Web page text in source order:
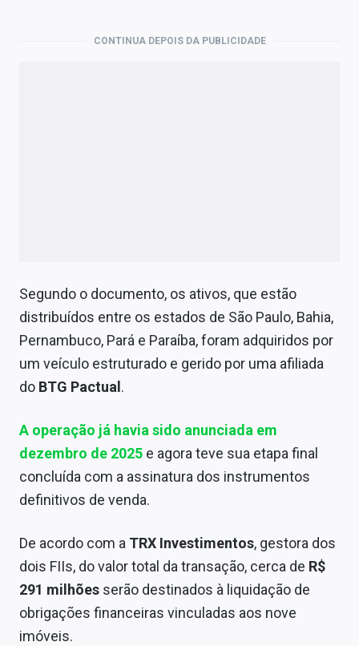
Sobre
Contato
CONTINUA DEPOIS DA PUBLICIDADE
Segundo o documento, os ativos, que estão
distribuídos entre os estados de São Paulo, Bahia,
Pernambuco, Pará e Paraíba, foram adquiridos por
um veículo estruturado e gerido por uma afiliada
do BTG Pactual .
A operação já havia sido anunciada em
dezembro de 2025 e agora teve sua etapa final
concluída com a assinatura dos instrumentos
definitivos de venda.
De acordo com a TRX Investimentos, gestora dos
dois FIIs, do valor total da transação, cerca de R$
291 milhões serão destinados à liquidação de
obrigações financeiras vinculadas aos nove
imóveis.